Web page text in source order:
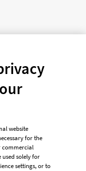
website
for the
commercial
used solely for
settings, or to